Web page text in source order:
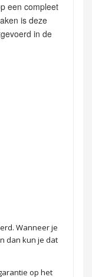
een compleet
is deze
in de
Wanneer je
dan kun je dat
op het